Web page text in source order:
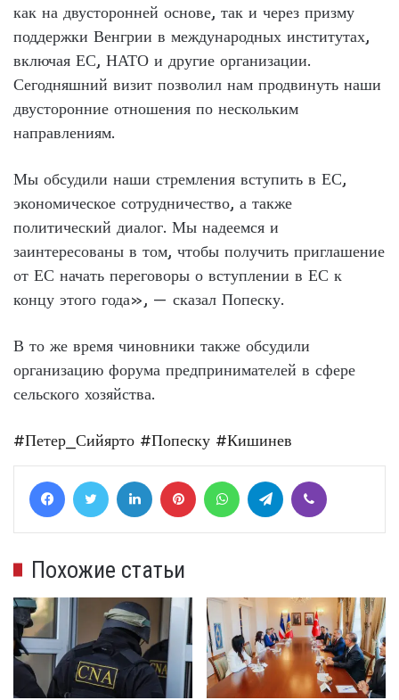
как на двусторонней основе, так и через призму
поддержки Венгрии в международных институтах,
включая ЕС, НАТО и другие организации.
Сегодняшний визит позволил нам продвинуть наши
двусторонние отношения по нескольким
направлениям.
Мы обсудили наши стремления вступить в ЕС,
экономическое сотрудничество, а также
политический диалог. Мы надеемся и
заинтересованы в том, чтобы получить приглашение
от ЕС начать переговоры о вступлении в ЕС к
концу этого года», — сказал Попеску.
В то же время чиновники также обсудили
организацию форума предпринимателей в сфере
сельского хозяйства.
#Петер_Сийярто #Попеску #Кишинев
FacebookTwitter LinkedIn Pinterest WhatsAppTelegram
Похожие статьи